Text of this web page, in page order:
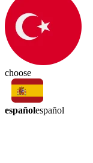
choose
españolespañol